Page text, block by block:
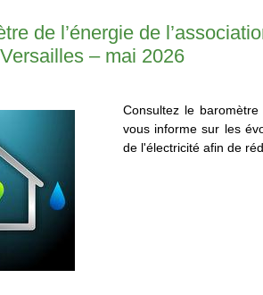
de l’énergie de
– mai 2026
Consultez le
vous informe sur les
de l'électricité afin de